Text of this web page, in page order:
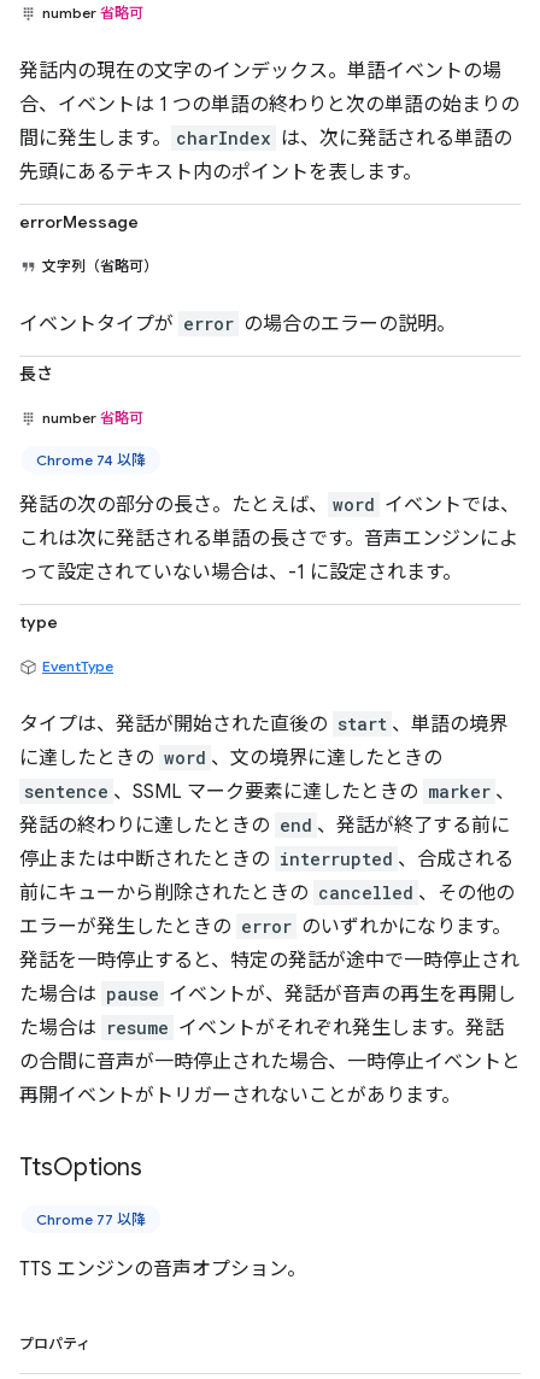
number 省略可
発話内の現在の文字のインデックス。単語イベントの場
合、イベントは 1 つの単語の終わりと次の単語の始まりの
間に発生します。
charIndex は、次に発話される単語の
先頭にあるテキスト内のポイントを表します。
errorMessage
文字列（省略可）
イベントタイプが error の場合のエラーの説明。
長さ
number 省略可
Chrome 74 以降
発話の次の部分の長さ。たとえば、 word イベントでは、
これは次に発話される単語の長さです。音声エンジンによ
って設定されていない場合は、-1 に設定されます。
type
EventType
タイプは、発話が開始された直後の start 、単語の境界
に達したときの word 、文の境界に達したときの
sentence 、SSML マーク要素に達したときの marker 、
発話の終わりに達したときの end 、発話が終了する前に
停止または中断されたときの interrupted 、合成される
前にキューから削除されたときの cancelled 、その他の
エラーが発生したときの error のいずれかになります。
発話を一時停止すると、特定の発話が途中で一時停止され
た場合は pause イベントが、発話が音声の再生を再開し
た場合は resume イベントがそれぞれ発生します。発話
の合間に音声が一時停止された場合、一時停止イベントと
再開イベントがトリガーされないことがあります。
TtsOptions
Chrome 77 以降
TTS エンジンの音声オプション。
プロパティ